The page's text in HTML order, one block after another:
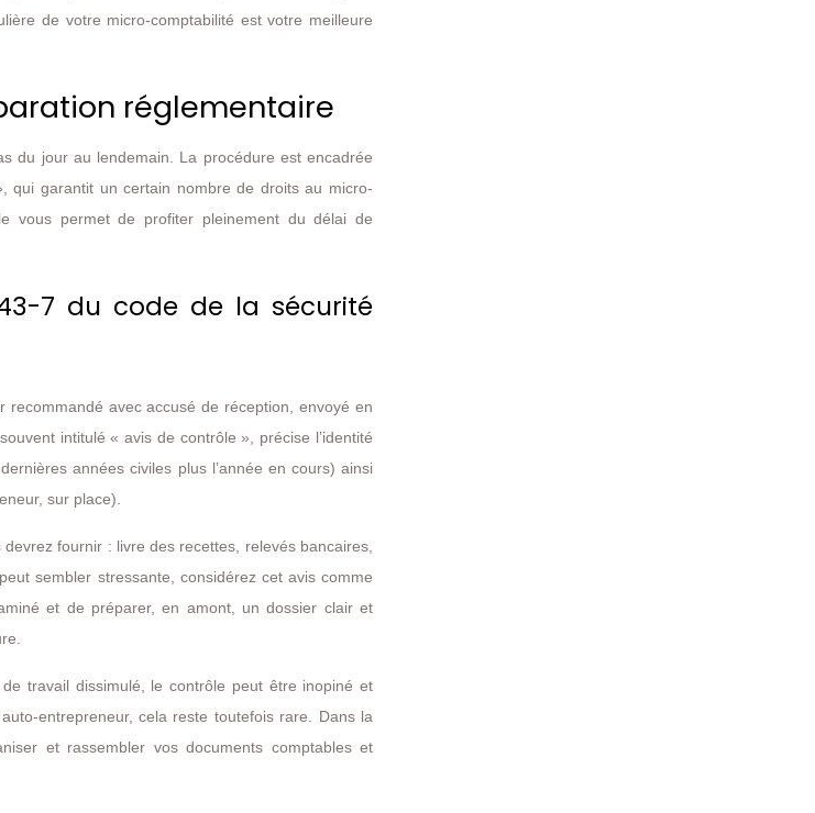
de votre micro-comptabilité est votre meilleure
réglementaire
du jour au lendemain. La procédure est encadrée
qui garantit un certain nombre de droits au micro-
vous permet de profiter pleinement du délai de
7 du code de la sécurité
recommandé avec accusé de réception, envoyé en
intitulé « avis de contrôle », précise l’identité
années civiles plus l’année en cours) ainsi
sur place).
fournir : livre des recettes, relevés bancaires,
sembler stressante, considérez cet avis comme
et de préparer, en amont, un dossier clair et
travail dissimulé, le contrôle peut être inopiné et
entrepreneur, cela reste toutefois rare. Dans la
et rassembler vos documents comptables et